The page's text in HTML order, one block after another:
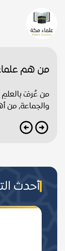
من هم
من عُرفَ
والجماعة, من
أحدث